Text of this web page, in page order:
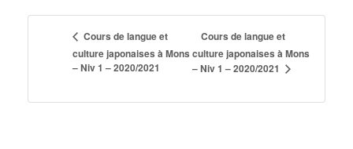
Cours de langue et
culture japonaises à Mons
– Niv 1 – 2020/2021
Cours de langue et
culture japonaises à Mons
– Niv 1 – 2020/2021